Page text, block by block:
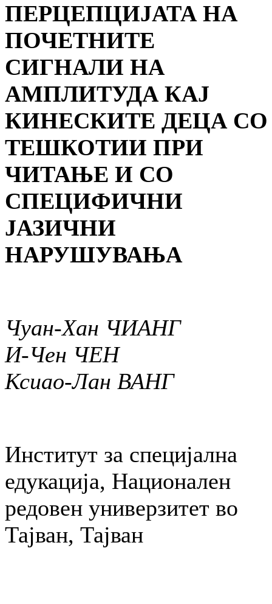
ПЕРЦЕПЦИЈАТА НА
ПОЧЕТНИТЕ
СИГНАЛИ НА
АМПЛИТУДА КАЈ
КИНЕСКИТЕ ДЕЦА СО
ТЕШКОТИИ ПРИ
ЧИТАЊЕ И СО
СПЕЦИФИЧНИ
ЈАЗИЧНИ
НАРУШУВАЊА
Чуан-Хан ЧИАНГ
И-Чен ЧЕН
Ксиао-Лан ВАНГ
Институт за специјална
едукација, Национален
редовен универзитет во
Тајван, Тајван